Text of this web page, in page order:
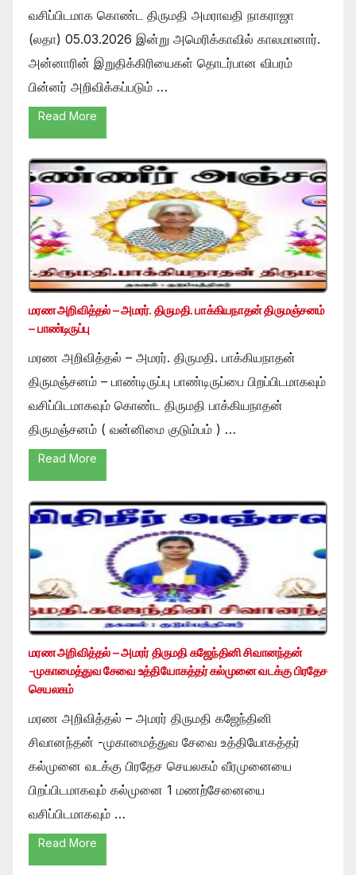
வசிப்பிடமாக கொண்ட திருமதி அமராவதி நாகராஜா
(லதா) 05.03.2026 இன்று அமெரிக்காவில் காலமானார்.
அன்னாரின் இறுதிக்கிரியைகள் தொடர்பான விபரம்
பின்னர் அறிவிக்கப்படும் …
Read More
மரண அறிவித்தல் – அமரர். திருமதி. பாக்கியநாதன் திருமஞ்சனம்
– பாண்டிருப்பு
மரண அறிவித்தல் – அமரர். திருமதி. பாக்கியநாதன்
திருமஞ்சனம் – பாண்டிருப்பு பாண்டிருப்பை பிறப்பிடமாகவும்
வசிப்பிடமாகவும் கொண்ட திருமதி பாக்கியநாதன்
திருமஞ்சனம் ( வன்னிமை குடும்பம் ) …
Read More
மரண அறிவித்தல் – அமரர் திருமதி கஜேந்தினி சிவானந்தன்
-முகாமைத்துவ சேவை உத்தியோகத்தர் கல்முனை வடக்கு பிரதேச
செயலகம்
மரண அறிவித்தல் – அமரர் திருமதி கஜேந்தினி
சிவானந்தன் -முகாமைத்துவ சேவை உத்தியோகத்தர்
கல்முனை வடக்கு பிரதேச செயலகம் வீரமுனையை
பிறப்பிடமாகவும் கல்முனை 1 மணற்சேனையை
வசிப்பிடமாகவும் …
Read More